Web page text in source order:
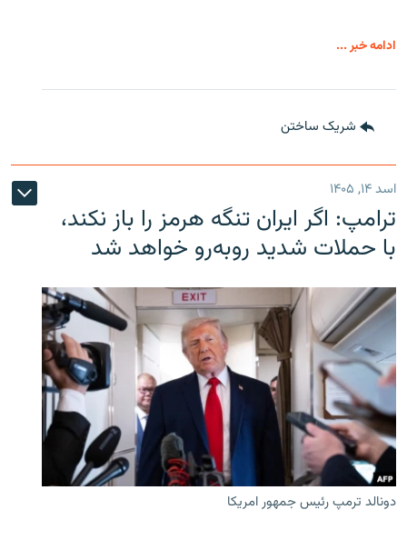
ادامه خبر ...
شریک ساختن
اسد ۱۴, ۱۴۰۵
ترامپ: اگر ایران تنگه هرمز را باز نکند،
با حملات شدید روبه‌رو خواهد شد
دونالد ترمپ رئیس جمهور امریکا